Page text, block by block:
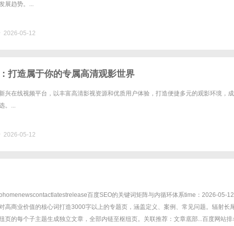
展趋势。...
2026-05-12
打造属于你的专属高清观影世界
兴在线视频平台，以丰富高清影视资源和优质用户体验，打造便捷多元的观影环境，
。...
2026-05-12
百度SEO的关键词矩阵与内循环体系time：2026-05-
高商业价值的核心词打造3000字以上的专题页，涵盖定义、案例、常见问题。辐射长
页的每个子主题生成独立文章，全部内链至枢纽页。关联推荐：文章底部...百度网站排